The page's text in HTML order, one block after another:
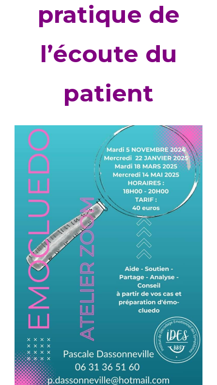
pratique de
l’écoute du
patient